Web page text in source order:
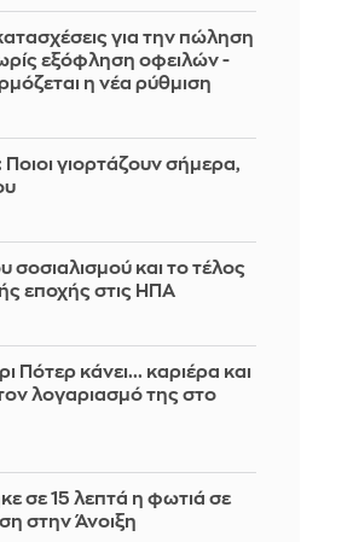
για την πώληση
εξόφληση οφειλών -
η νέα ρύθμιση
Ποιοι γιορτάζουν σήμερα,
σοσιαλισμού και το τέλος
εποχής στις ΗΠΑ
Πότερ κάνει... καριέρα και
λογαριασμό της στο
σε 15 λεπτά η φωτιά σε
στην Άνοιξη